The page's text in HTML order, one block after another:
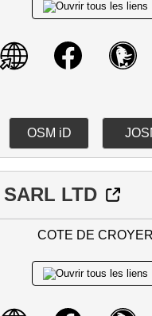
OSM iD
SARL LTD
COTE DE CROYER